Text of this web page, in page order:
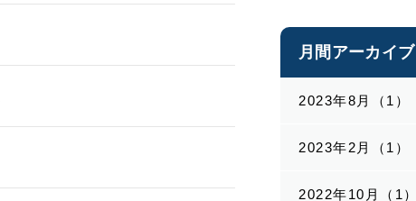
月間アーカイブ
2023年8月（1）
2023年2月（1）
2022年10月（1）